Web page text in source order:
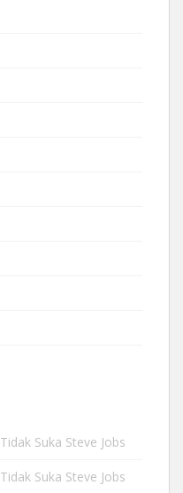
Tidak Suka Steve Jobs
Tidak Suka Steve Jobs